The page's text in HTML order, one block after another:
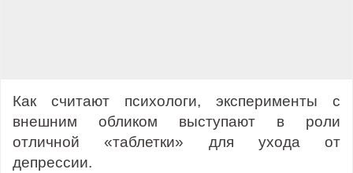
Как считают психологи, эксперименты с
внешним обликом выступают в роли
отличной «таблетки» для ухода от
депрессии.